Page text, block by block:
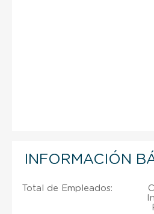
INFORMACIÓN
Total de Empleados: